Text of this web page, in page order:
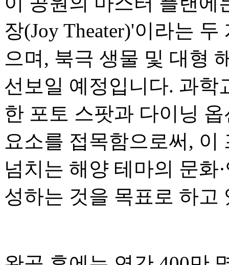
장(Joy Theater)'이라는
으며, 북극 생물 및 대형
선보일 예정입니다. 과학
한 포토 스팟과 다이닝
요소를 접목함으로써,
넘치는 해양 테마의 문화
성하는 것을 목표로 하고